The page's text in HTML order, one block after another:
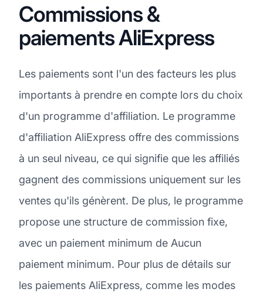
Commissions &
paiements AliExpress
Les paiements sont l'un des facteurs les plus
importants à prendre en compte lors du choix
d'un programme d'affiliation. Le programme
d'affiliation AliExpress offre des commissions
à un seul niveau, ce qui signifie que les affiliés
gagnent des commissions uniquement sur les
ventes qu'ils génèrent. De plus, le programme
propose une structure de commission fixe,
avec un paiement minimum de Aucun
paiement minimum. Pour plus de détails sur
les paiements AliExpress, comme les modes